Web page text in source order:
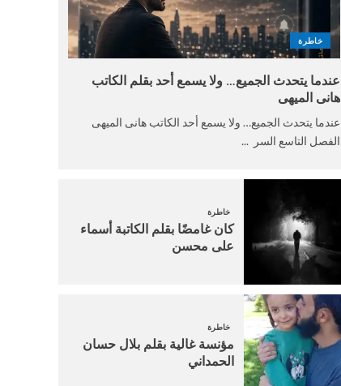
خاطرة
عندما يتحدث الجميع… ولا يسمع أحد بقلم الكاتب
هانى الميهى
عندما يتحدث الجميع… ولا يسمع أحد الكاتب هانى الميهى
الفصل التاسع السر ...
خاطرة
كان غامضًا بقلم الكاتبة أسماء
على محسن
خاطرة
مؤنسة غالية بقلم بلال حسان
الحمداني